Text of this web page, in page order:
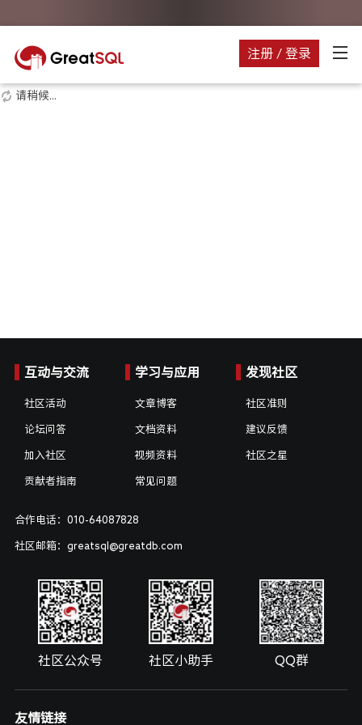
注册 / 登录
请稍候...
互动与交流
社区活动
论坛问答
加入社区
贡献者指南
学习与应用
文章博客
文档资料
视频资料
常见问题
发现社区
社区准则
建议反馈
社区之星
合作电话：010-64087828
社区邮箱：greatsql@greatdb.com
社区公众号 社区小助手 QQ群
友情链接